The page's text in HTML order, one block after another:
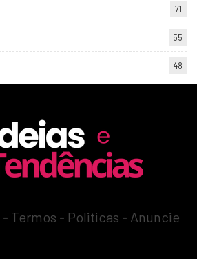
71
55
48
- Termos - Politicas - Anuncie